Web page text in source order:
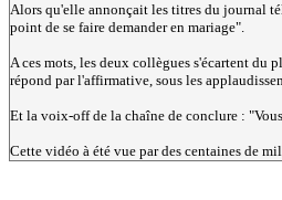
Alors qu'elle annonçait les titres du journal
point de se faire demander en mariage".
A ces mots, les deux collègues s'écartent du
répond par l'affirmative, sous les
Et la voix-off de la chaîne de conclure :
Cette vidéo à été vue par des centaines de